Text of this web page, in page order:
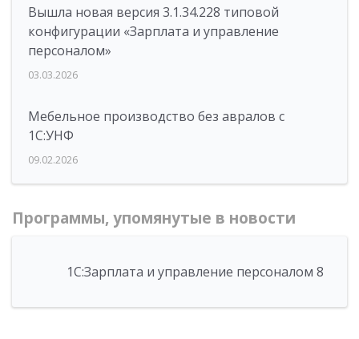
Вышла новая версия 3.1.34.228 типовой
конфигурации «Зарплата и управление
персоналом»
03.03.2026
Мебельное производство без авралов с
1С:УНФ
09.02.2026
Программы, упомянутые в новости
1С:Зарплата и управление персоналом 8